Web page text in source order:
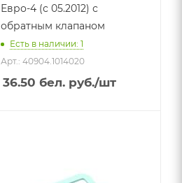
Евро-4 (с 05.2012) с
обратным клапаном
Есть в наличии: 1
Арт.: 40904.1014020
36.50 бел. руб./шт